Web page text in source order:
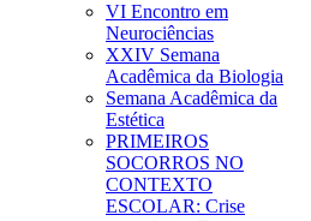
VI Encontro em
Neurociências
XXIV Semana
Acadêmica da Biologia
Semana Acadêmica da
Estética
PRIMEIROS
SOCORROS NO
CONTEXTO
ESCOLAR: Crise